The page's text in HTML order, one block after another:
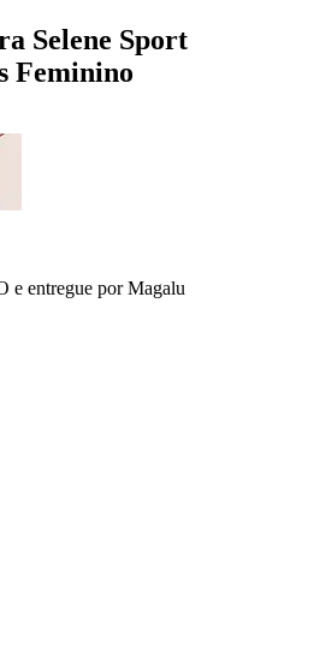
Selene Sport
Feminino
e entregue por Magalu